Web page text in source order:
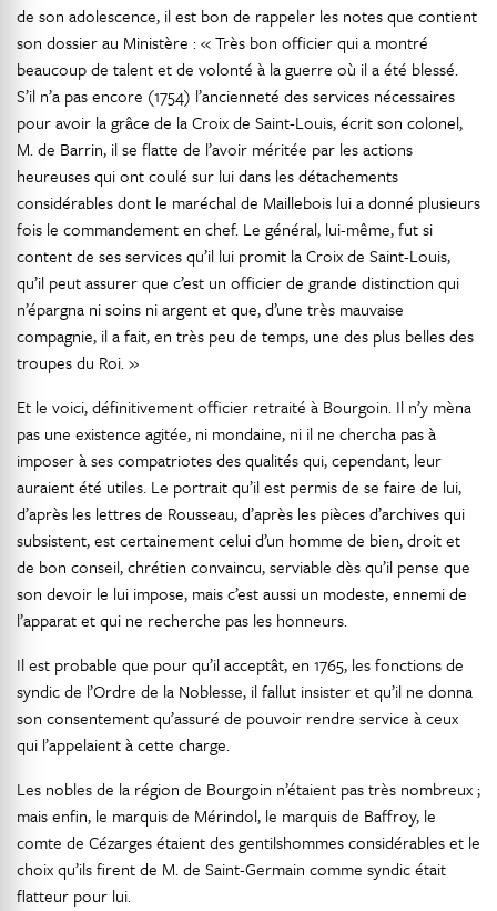
de son adolescence, il est bon de rappeler les notes que contient
son dossier au Ministère : « Très bon officier qui a montré
beaucoup de talent et de volonté à la guerre où il a été blessé.
S’il n’a pas encore (1754) l’ancienneté des services nécessaires
pour avoir la grâce de la Croix de Saint-Louis, écrit son colonel,
M. de Barrin, il se flatte de l’avoir méritée par les actions
heureuses qui ont coulé sur lui dans les détachements
considérables dont le maréchal de Maillebois lui a donné plusieurs
fois le commandement en chef. Le général, lui-même, fut si
content de ses services qu’il lui promit la Croix de Saint-Louis,
qu’il peut assurer que c’est un officier de grande distinction qui
n’épargna ni soins ni argent et que, d’une très mauvaise
compagnie, il a fait, en très peu de temps, une des plus belles des
troupes du Roi. »
Et le voici, définitivement officier retraité à Bourgoin. Il n’y mèna
pas une existence agitée, ni mondaine, ni il ne chercha pas à
imposer à ses compatriotes des qualités qui, cependant, leur
auraient été utiles. Le portrait qu’il est permis de se faire de lui,
d’après les lettres de Rousseau, d’après les pièces d’archives qui
subsistent, est certainement celui d’un homme de bien, droit et
de bon conseil, chrétien convaincu, serviable dès qu’il pense que
son devoir le lui impose, mais c’est aussi un modeste, ennemi de
l’apparat et qui ne recherche pas les honneurs.
Il est probable que pour qu’il acceptât, en 1765, les fonctions de
syndic de l’Ordre de la Noblesse, il fallut insister et qu’il ne donna
son consentement qu’assuré de pouvoir rendre service à ceux
qui l’appelaient à cette charge.
Les nobles de la région de Bourgoin n’étaient pas très nombreux ;
mais enfin, le marquis de Mérindol, le marquis de Baffroy, le
comte de Cézarges étaient des gentilshommes considérables et le
choix qu’ils firent de M. de Saint-Germain comme syndic était
flatteur pour lui.